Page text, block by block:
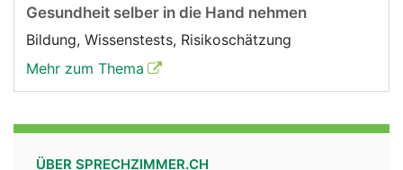
Gesundheit selber in die Hand nehmen
Bildung, Wissenstests, Risikoschätzung
Mehr zum Thema
ÜBER SPRECHZIMMER.CH